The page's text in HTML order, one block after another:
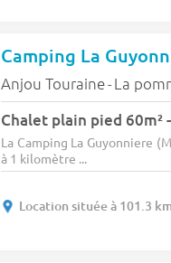
Anjou Touraine- La
La Camping La Guyonniere
à 1 kilomètre ...
Location située à 101.3